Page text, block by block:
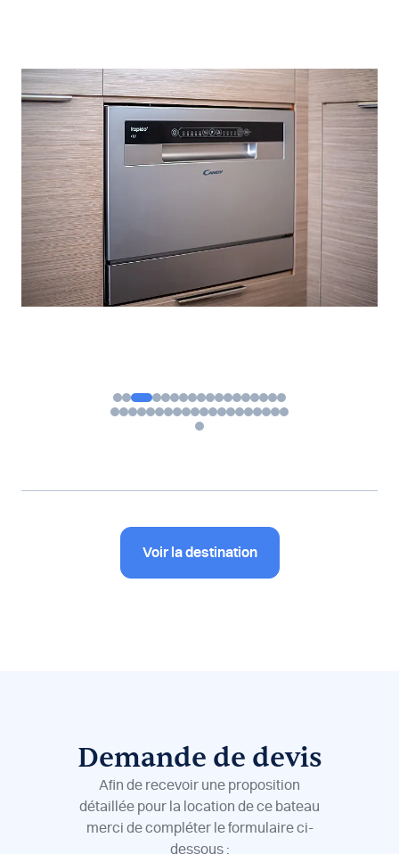
Voir la destination
Demande de devis
Afin de recevoir une proposition
détaillée pour la location de ce bateau
merci de compléter le formulaire ci-
dessous :